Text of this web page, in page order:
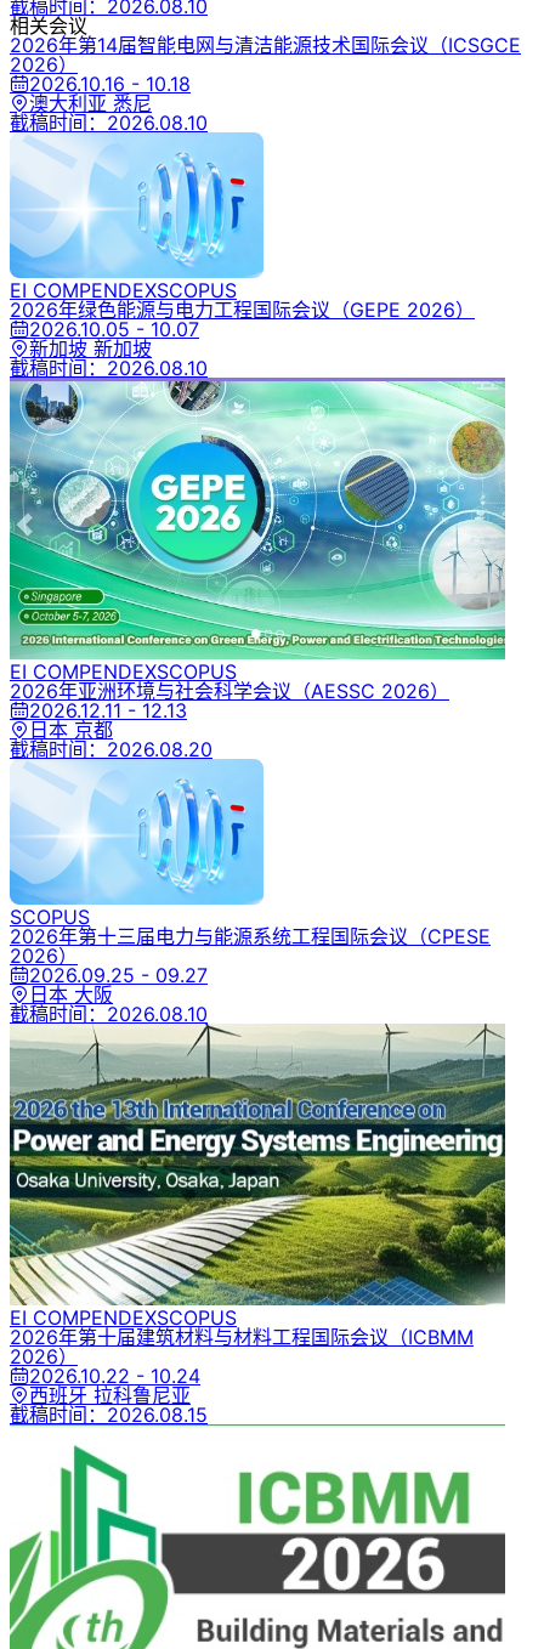
截稿时间： 2026.08.10
相关会议
2026年第14届智能电网与清洁能源技术国际会议 （ICSGCE
2026）
2026.10.16 - 10.18
澳大利亚 悉尼
截稿时间： 2026.08.10
EI COMPENDEXSCOPUS
2026年绿色能源与电力工程国际会议 （GEPE 2026）
2026.10.05 - 10.07
新加坡 新加坡
截稿时间： 2026.08.10
EI COMPENDEXSCOPUS
2026年亚洲环境与社会科学会议 （AESSC 2026）
2026.12.11 - 12.13
日本 京都
截稿时间： 2026.08.20
SCOPUS
2026年第十三届电力与能源系统工程国际会议 （CPESE
2026）
2026.09.25 - 09.27
日本 大阪
截稿时间： 2026.08.10
EI COMPENDEXSCOPUS
2026年第十届建筑材料与材料工程国际会议 （ICBMM
2026）
2026.10.22 - 10.24
西班牙 拉科鲁尼亚
截稿时间： 2026.08.15